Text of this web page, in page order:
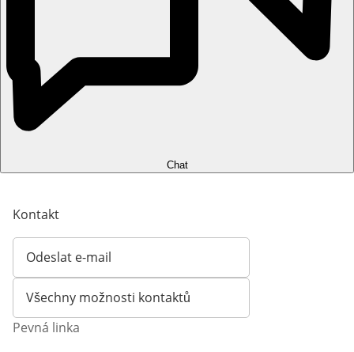
Chat
Kontakt
Odeslat e-mail
Otevírá e-mailového klienta
Všechny možnosti kontaktů
Pevná linka